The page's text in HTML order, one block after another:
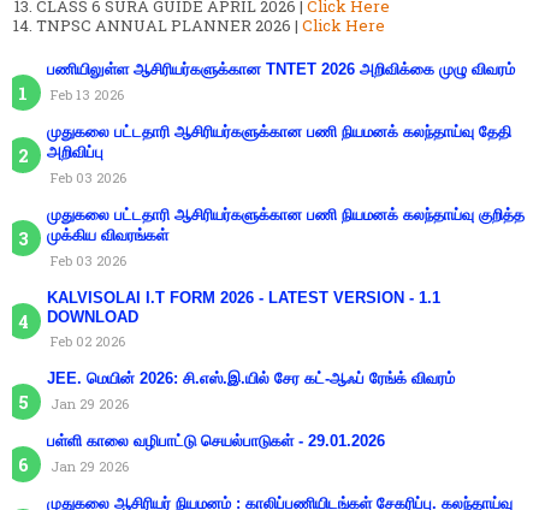
CLASS 6 SURA GUIDE APRIL 2026 | Click Here
TNPSC ANNUAL PLANNER 2026 | Click Here
பணியிலுள்ள ஆசிரியர்களுக்கான TNTET 2026 அறிவிக்கை முழு விவரம்
Feb 13 2026
முதுகலை பட்டதாரி ஆசிரியர்களுக்கான பணி நியமனக் கலந்தாய்வு தேதி
அறிவிப்பு
Feb 03 2026
முதுகலை பட்டதாரி ஆசிரியர்களுக்கான பணி நியமனக் கலந்தாய்வு குறித்த
முக்கிய விவரங்கள்
Feb 03 2026
KALVISOLAI I.T FORM 2026 - LATEST VERSION - 1.1
DOWNLOAD
Feb 02 2026
JEE. மெயின் 2026: சி.எஸ்.இ.யில் சேர கட்-ஆஃப் ரேங்க் விவரம்
Jan 29 2026
பள்ளி காலை வழிபாட்டு செயல்பாடுகள் - 29.01.2026
Jan 29 2026
முதுகலை ஆசிரியர் நியமனம் : காலிப்பணியிடங்கள் சேகரிப்பு. கலந்தாய்வு